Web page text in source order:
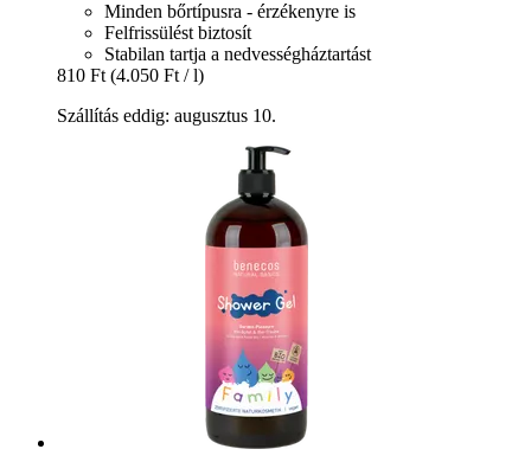
Minden bőrtípusra - érzékenyre is
Felfrissülést biztosít
Stabilan tartja a nedvességháztartást
810 Ft (4.050 Ft / l)
Szállítás eddig: augusztus 10.